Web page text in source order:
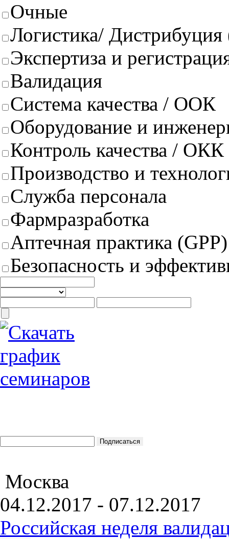
Очные
Логистика/
Экспертиза и
Валидация
Система качества / ООК
Оборудование и
Контроль качества / ОКК
Производство и
Служба персонала
Фармразработка
Аптечная практика (GPP)
Безопасность и
Москва
04.12.2017 - 07.12.2017
Российская неделя